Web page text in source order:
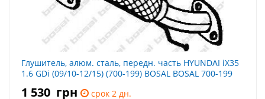
Глушитель, алюм. сталь, передн. часть HYUNDAI iX35
1.6 GDi (09/10-12/15) (700-199) BOSAL BOSAL 700-199
1 530 грн
срок 2 дн.